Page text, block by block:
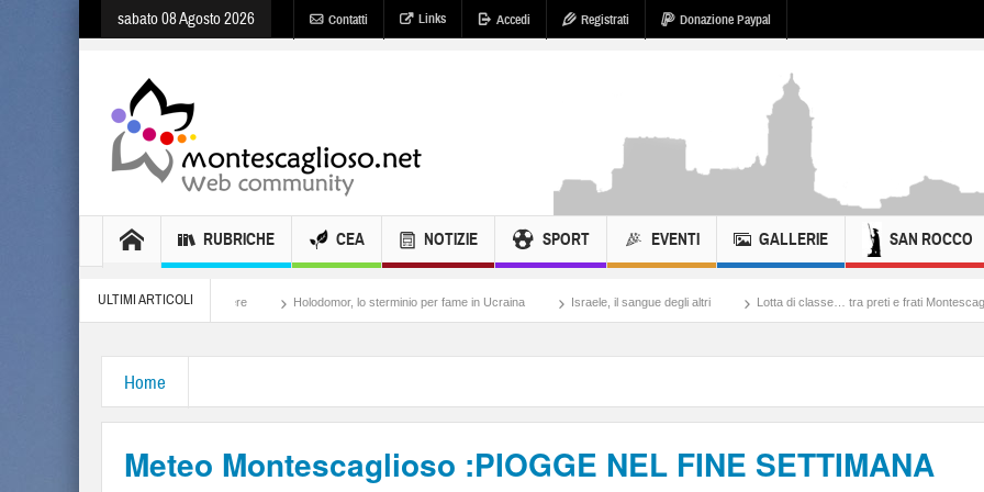
sabato 08 Agosto 2026 Contatti Links Accedi Registrati Donazione Paypal
RUBRICHE CEA NOTIZIE SPORT EVENTI GALLERIE SAN ROCCO
ULTIMI ARTICOLI
Meloni, il lamento al potere Holodomor, lo sterminio per fame in Ucraina Israele, il sangue degli altri Lotta di classe… tra preti e frati Montescaglioso
Home
Meteo Montescaglioso :PIOGGE NEL FINE SETTIMANA